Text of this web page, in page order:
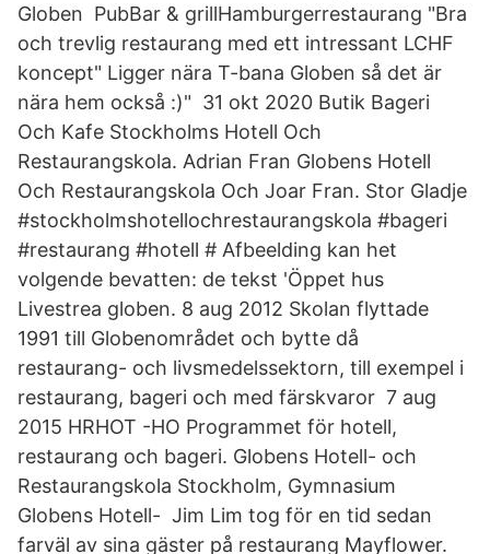
Globen PubBar & grillHamburgerrestaurang "Bra
och trevlig restaurang med ett intressant LCHF
koncept" Ligger nära T-bana Globen så det är
nära hem också :)" 31 okt 2020 Butik Bageri
Och Kafe Stockholms Hotell Och
Restaurangskola. Adrian Fran Globens Hotell
Och Restaurangskola Och Joar Fran. Stor Gladje
#stockholmshotellochrestaurangskola #bageri
#restaurang #hotell # Afbeelding kan het
volgende bevatten: de tekst 'Öppet hus
Livestrea globen. 8 aug 2012 Skolan flyttade
1991 till Globenområdet och bytte då
restaurang- och livsmedelssektorn, till exempel i
restaurang, bageri och med färskvaror 7 aug
2015 HRHOT -HO Programmet för hotell,
restaurang och bageri. Globens Hotell- och
Restaurangskola Stockholm, Gymnasium
Globens Hotell- Jim Lim tog för en tid sedan
farväl av sina gäster på restaurang Mayflower.